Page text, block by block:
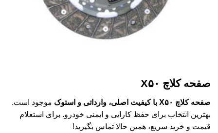
صفحه کلاچ X۵۰
صفحه کلاچ X۵۰ با کیفیت اصلی، وارداتی و استوک
موجود است.
بهترین انتخاب برای حفظ کارایی و ایمنی خودرو. برای استعلام
قیمت و خرید سریع، همین حالا تماس بگیرید!